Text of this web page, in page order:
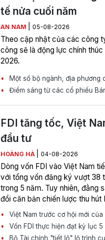
tế nửa cuối năm
AN NAM 05-08-2026
Theo cập nhật của các công
công sẽ là động lực chính
2026.
Một số bộ ngành, địa
Điểm sáng từ các cổ phiếu
FDI tăng tốc, Việt
đầu tư
HOÀNG HÀ 04-08-2026
Dòng vốn FDI vào Việt Nam
với tổng vốn đăng ký vượt 38
trong 5 năm. Tuy nhiên, đằng
đổi căn bản chiến lược thu
chọn lọc dự án, ưu tiên công
Nam.
Việt Nam trước cơ hội mới của
Vốn FDI thực hiện đạt kỷ lục
Bộ Tài chính "tiết lộ" lộ trình